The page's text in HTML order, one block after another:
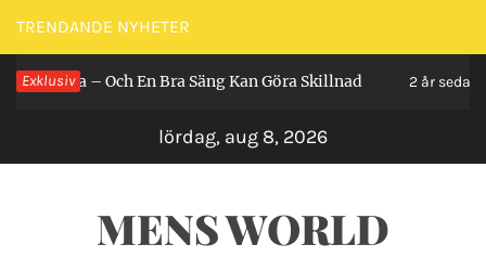
Hoppa
till
innehåll
TRENDANDE NYHETER
Exklusiv
En Bra Säng Kan Göra Skillnad 2 år sedan Så Gör
lördag, aug 8, 2026
MENS WORLD